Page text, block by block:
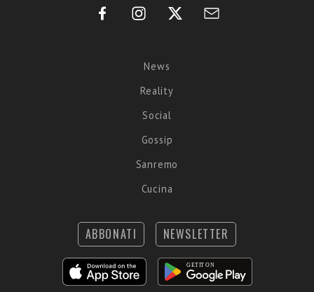
News
Reality
Social
Gossip
Sanremo
Cucina
ABBONATI NEWSLETTER